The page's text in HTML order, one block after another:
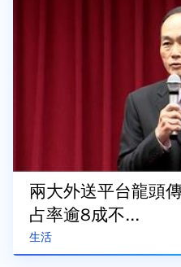
生活
兩大外送平台龍頭
占率逾8成不...